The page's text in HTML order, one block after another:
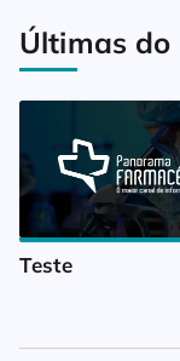
Últimas do
Teste